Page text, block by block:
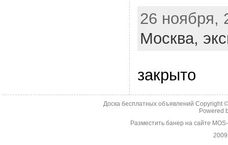
26 ноября,
Москва,
закрыто
Доска бесплатных объявлений Copyright
Powered
Разместить банер на сайте